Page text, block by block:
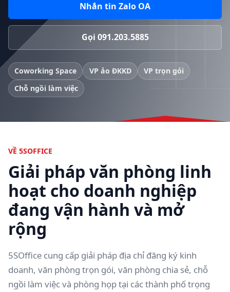
Nhắn tin Zalo OA
Gọi 091.203.5885
Coworking Space VP ảo ĐKKD
VP trọn gói
Chỗ ngồi làm việc
VỀ 5SOFFICE
Giải pháp văn phòng linh
hoạt cho doanh nghiệp
đang vận hành và mở
rộng
5SOffice cung cấp giải pháp địa chỉ đăng ký kinh
doanh, văn phòng trọn gói, văn phòng chia sẻ, chỗ
ngồi làm việc và phòng họp tại các thành phố trọng